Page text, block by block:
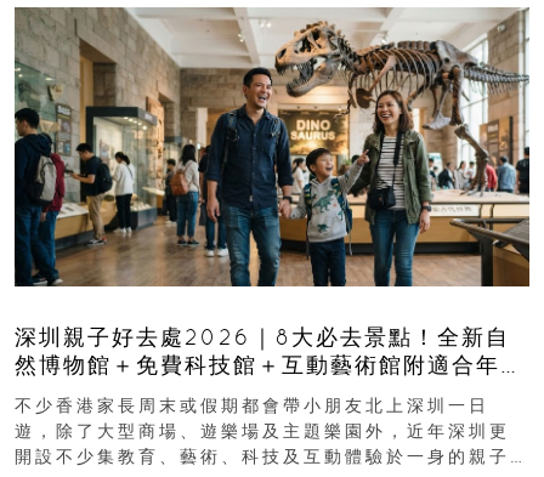
深圳親子好去處2026｜8大必去景點！全新自
然博物館＋免費科技館＋互動藝術館附適合年
齡、交通、門票、開放時間
不少香港家長周末或假期都會帶小朋友北上深圳一日
遊，除了大型商場、遊樂場及主題樂園外，近年深圳更
開設不少集教育、藝術、科技及互動體驗於一身的親子